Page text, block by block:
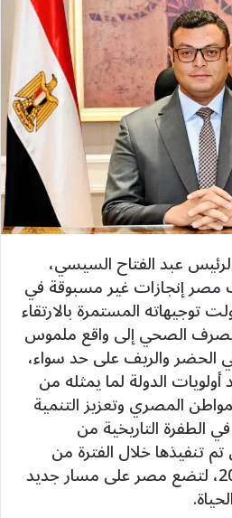
عبد الفتاح السيسي،
إنجازات غير مسبوقة في
توجيهاته المستمرة بالارتقاء
الصحي إلى واقع ملموس
الحضر والريف على حد سواء،
الدولة لما يمثله من
المصري وتعزيز التنمية
الطفرة التاريخية من
تنفيذها خلال الفترة من
2014 وحتى سبتمبر 2025، لتضع مصر على مسار جديد